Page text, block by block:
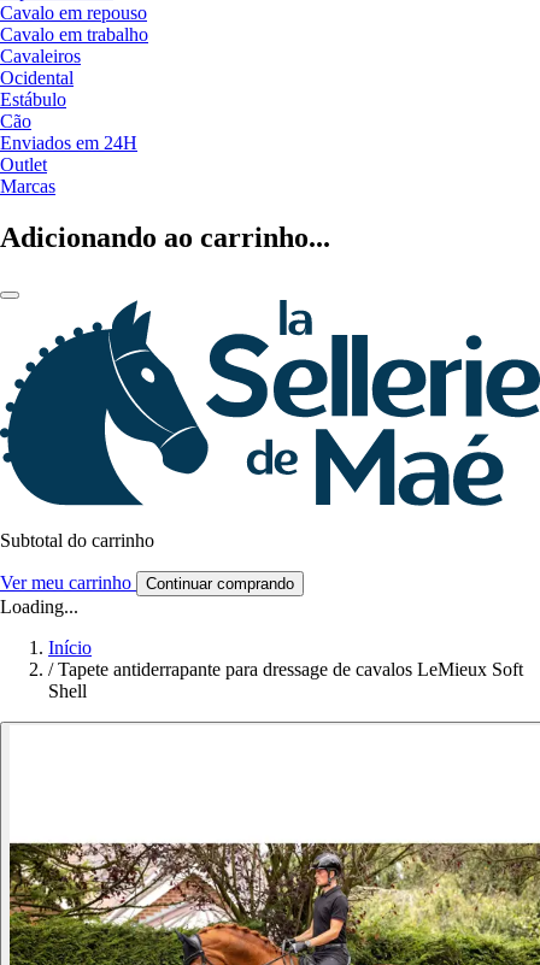
Cavalo em repouso
Cavalo em trabalho
Cavaleiros
Ocidental
Estábulo
Cão
Enviados em 24H
Outlet
Marcas
Adicionando ao carrinho...
Subtotal do carrinho
Ver meu carrinho Continuar comprando
Loading...
Início
/ Tapete antiderrapante para dressage de cavalos LeMieux Soft
Shell